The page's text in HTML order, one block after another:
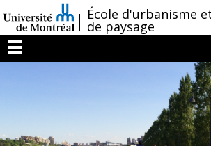
au
contenu
/École d'urbanisme
de paysage
Menu